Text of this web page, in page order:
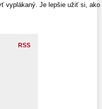
vyplákaný. Je lepšie užiť si,
RSS